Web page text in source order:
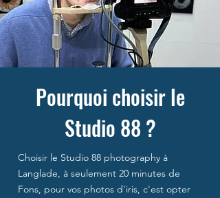
Pourquoi choisir le
Studio 88 ?
Choisir le Studio 88 photography à
Langlade, à seulement 20 minutes de
Fons, pour vos photos d'iris, c'est opter